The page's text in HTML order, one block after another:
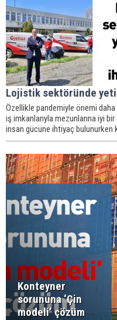
Lojistik sektöründe
Özellikle pandemiyle önemi
iş imkanlarıyla mezunlarına iyi
insan gücüne ihtiyaç bulunurken
Konteyner
sorununa ‘Çin
modeli’ çözüm